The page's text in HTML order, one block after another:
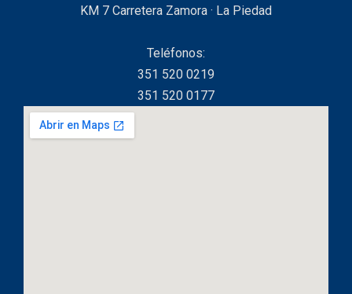
KM 7 Carretera Zamora · La Piedad
Teléfonos:
351 520 0219
351 520 0177